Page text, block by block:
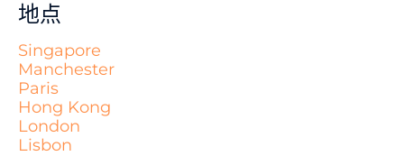
地点
Singapore
Manchester
Paris
Hong Kong
London
Lisbon